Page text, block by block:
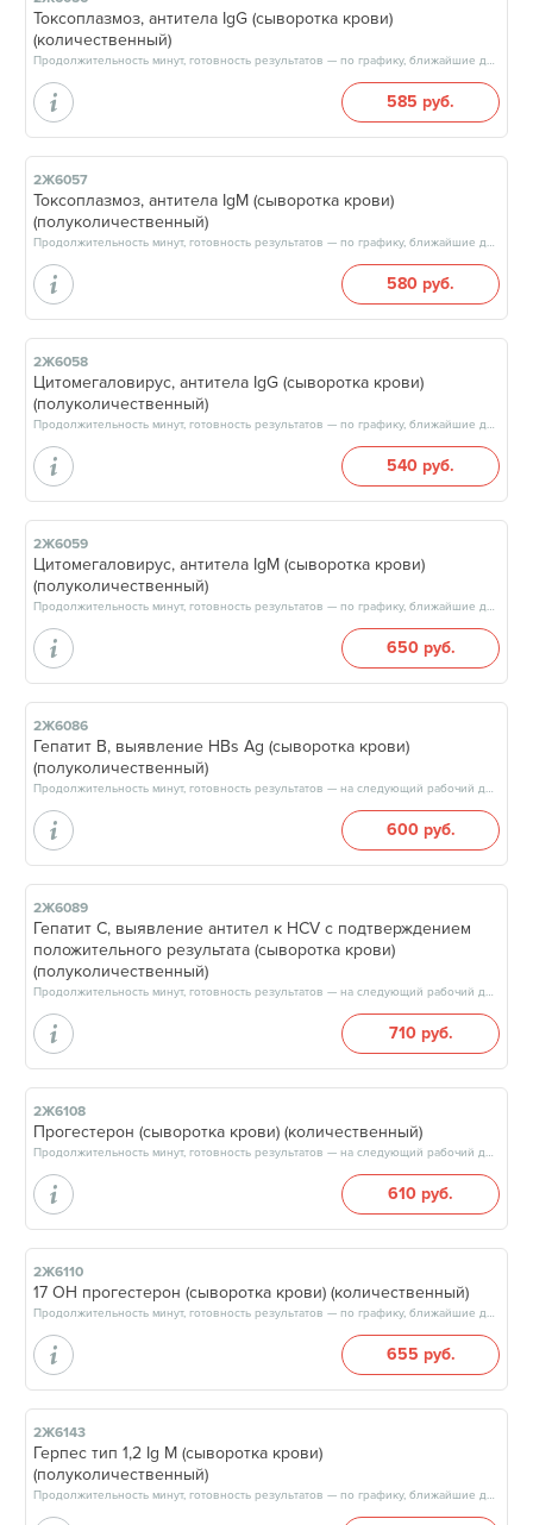
Токсоплазмоз, антитела IgG (сыворотка крови)
(количественный)
Продолжительность минут, готовность результатов — по графику, ближайшие даты: 08.08.26, 15.08.26, 22.08.26, 29.08.26, результат через 3 рабочих дня, после 17:00
585 руб.
2Ж6057
Токсоплазмоз, антитела IgM (сыворотка крови)
(полуколичественный)
Продолжительность минут, готовность результатов — по графику, ближайшие даты: 08.08.26, 15.08.26, 22.08.26, 29.08.26, результат через 3 рабочих дня, после 17:00
580 руб.
2Ж6058
Цитомегаловирус, антитела IgG (сыворотка крови)
(полуколичественный)
Продолжительность минут, готовность результатов — по графику, ближайшие даты: 08.08.26, 15.08.26, 22.08.26, 29.08.26, результат через 3 рабочих дня, после 17:00
540 руб.
2Ж6059
Цитомегаловирус, антитела IgM (сыворотка крови)
(полуколичественный)
Продолжительность минут, готовность результатов — по графику, ближайшие даты: 08.08.26, 15.08.26, 22.08.26, 29.08.26, результат через 3 рабочих дня, после 17:00
650 руб.
2Ж6086
Гепатит В, выявление HBs Ag (сыворотка крови)
(полуколичественный)
Продолжительность минут, готовность результатов — на следующий рабочий день, после 17:00
600 руб.
2Ж6089
Гепатит C, выявление антител к HCV с подтверждением
положительного результата (сыворотка крови)
(полуколичественный)
Продолжительность минут, готовность результатов — на следующий рабочий день, после 17:00
710 руб.
2Ж6108
Прогестерон (сыворотка крови) (количественный)
Продолжительность минут, готовность результатов — на следующий рабочий день, после 17:00
610 руб.
2Ж6110
17 ОН прогестерон (сыворотка крови) (количественный)
Продолжительность минут, готовность результатов — по графику, ближайшие даты: 08.08.26, 12.08.26, 15.08.26, 19.08.26, результат через 3 рабочих дня, после 13:00
655 руб.
2Ж6143
Герпес тип 1,2 Ig М (сыворотка крови)
(полуколичественный)
Продолжительность минут, готовность результатов — по графику, ближайшие даты: 10.08.26, 12.08.26, 17.08.26, 19.08.26, результат через 3 рабочих дня, после 13:00